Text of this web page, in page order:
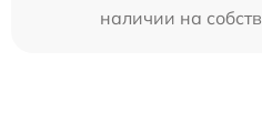
наличии на